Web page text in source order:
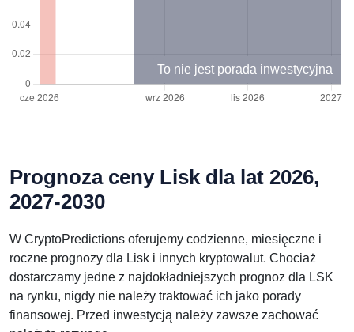
To nie jest porada inwestycyjna
Prognoza ceny Lisk dla lat 2026,
2027-2030
W CryptoPredictions oferujemy codzienne, miesięczne i
roczne prognozy dla Lisk i innych kryptowalut. Chociaż
dostarczamy jedne z najdokładniejszych prognoz dla LSK
na rynku, nigdy nie należy traktować ich jako porady
finansowej. Przed inwestycją należy zawsze zachować